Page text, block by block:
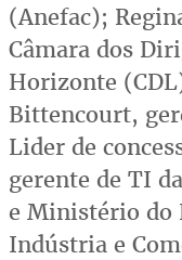
(Anefac);
Câmara dos
Horizonte
Bittencourt,
Lider de
gerente de TI
e Ministério do
Indústria e